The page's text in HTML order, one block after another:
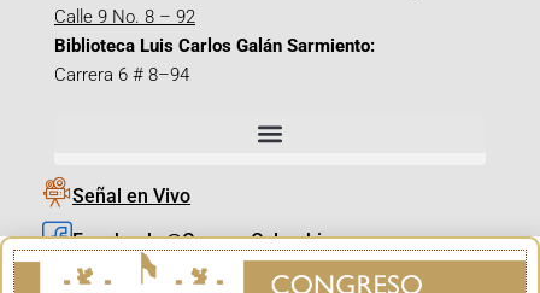
Calle 9 No. 8 – 92
Biblioteca Luis Carlos Galán Sarmiento:
Carrera 6 # 8–94
Señal en Vivo
Facebook_@CamaraColombia
Instagram_@CamaraColombia